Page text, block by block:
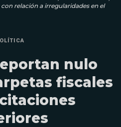
relación a irregularidades en el
nulo
fiscales